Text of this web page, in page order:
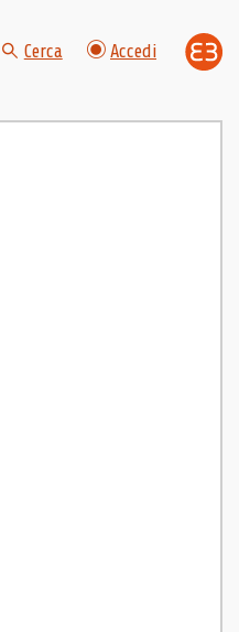
Cerca Accedi